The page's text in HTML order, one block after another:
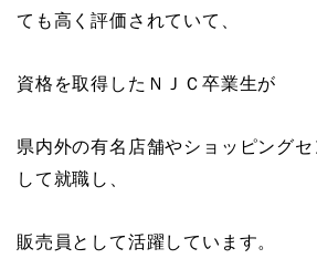
ても高く評価されていて、
資格を取得したＮＪＣ卒業生が
県内外の有名店舗やショッピング
して就職し、
販売員として活躍しています。